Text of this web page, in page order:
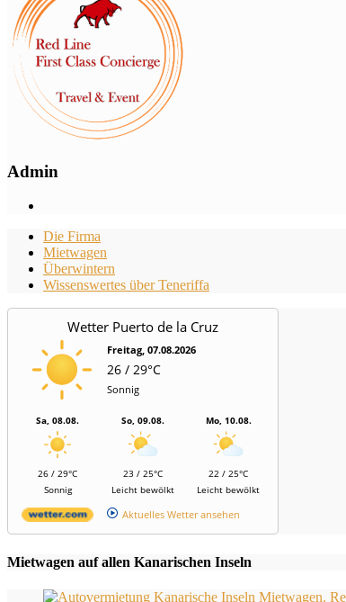
Admin
Die Firma
Mietwagen
Überwintern
Wissenswertes über Teneriffa
Wetter Puerto de la Cruz
Freitag, 07.08.2026
26 / 29°C
Sonnig
Sa, 08.08.
26 / 29°C
Sonnig
So, 09.08.
23 / 25°C
Leicht bewölkt
Mo, 10.08.
22 / 25°C
Leicht bewölkt
Aktuelles Wetter ansehen
Mietwagen auf allen Kanarischen Inseln